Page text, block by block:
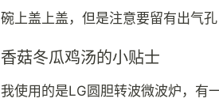
碗上盖上盖，但是注意要留有出气
香菇冬瓜鸡汤的小贴士
我使用的是LG圆胆转波微波炉，有